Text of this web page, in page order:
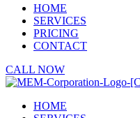
HOME
SERVICES
PRICING
CONTACT
CALL NOW
HOME